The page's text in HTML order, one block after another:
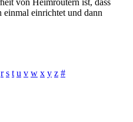
von Heimroutern ist, dass
einmal einrichtet und dann
r s t u v w x y z #